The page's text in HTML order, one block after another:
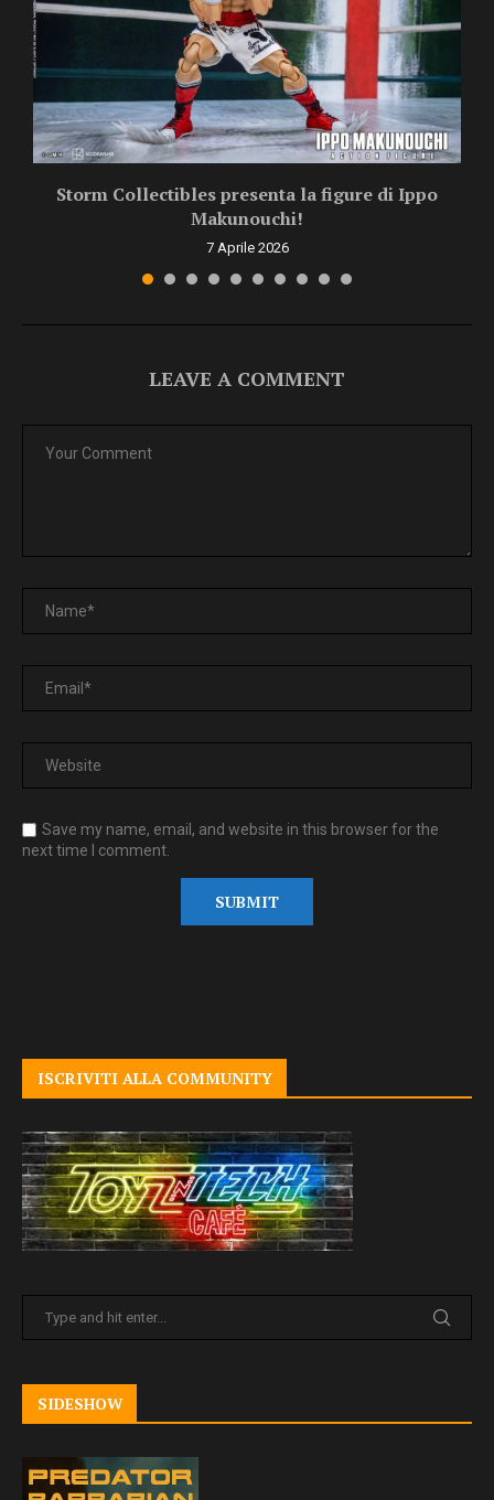
Storm Collectibles presenta la figure di Ippo
Makunouchi!
7 Aprile 2026
LEAVE A COMMENT
Save my name, email, and website in this browser for the
next time I comment.
ISCRIVITI ALLA COMMUNITY
SIDESHOW